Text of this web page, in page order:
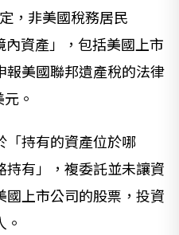
，非美國稅務居民
內資產」，包括美國上市
報美國聯邦遺產稅的法律
。
「持有的資產位於哪
有」，複委託並未讓資
國上市公司的股票，投資